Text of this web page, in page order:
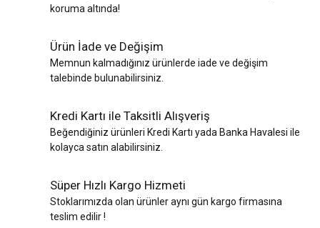
koruma altında!
Ürün İade ve Değişim
Memnun kalmadığınız ürünlerde iade ve değişim
talebinde bulunabilirsiniz.
Kredi Kartı ile Taksitli Alışveriş
Beğendiğiniz ürünleri Kredi Kartı yada Banka Havalesi ile
kolayca satın alabilirsiniz.
Süper Hızlı Kargo Hizmeti
Stoklarımızda olan ürünler aynı gün kargo firmasına
teslim edilir !